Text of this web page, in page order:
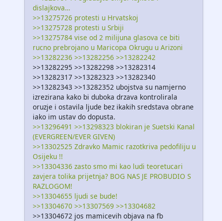
dislajkova…
>>13275726 protesti u Hrvatskoj
>>13275728 protesti u Srbiji
>>13275784 vise od 2 milijuna glasova ce biti
rucno prebrojano u Maricopa Okrugu u Arizoni
>>13282236 >>13282256 >>13282242
>>13282295 >>13282298 >>13282314
>>13282317 >>13282323 >>13282340
>>13282343 >>13282352 ubojstva su namjerno
izrezirana kako bi duboka drzava kontrolirala
oruzje i ostavila ljude bez ikakih sredstava obrane
iako im ustav do dopusta.
>>13296491 >>13298323 blokiran je Suetski Kanal
(EVERGREEN/EVER GIVEN)
>>13302525 Zdravko Mamic razotkriva pedofiliju u
Osijeku !!
>>13304336 zasto smo mi kao ludi teoretucari
zavjera tolika prijetnja? BOG NAS JE PROBUDIO S
RAZLOGOM!
>>13304655 ljudi se bude!
>>13304670 >>13307569 >>13304682
>>13304672 jos mamicevih objava na fb